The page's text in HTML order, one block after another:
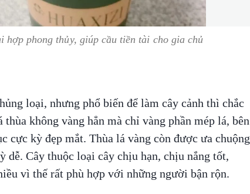
hợp phong thủy, giúp cầu tiền tài cho gia chủ
loại, nhưng phổ biến để làm cây cảnh thì chắc
thùa không vàng hẳn mà chỉ vàng phần mép lá, bên
cực kỳ đẹp mắt. Thùa lá vàng còn được ưa chuộng
dễ. Cây thuộc loại cây chịu hạn, chịu nắng tốt,
vì thế rất phù hợp với những người bận rộn.